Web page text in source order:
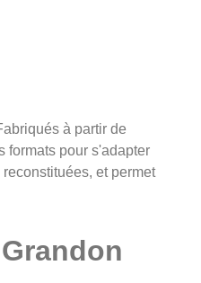
à partir de
formats pour s'adapter
et permet